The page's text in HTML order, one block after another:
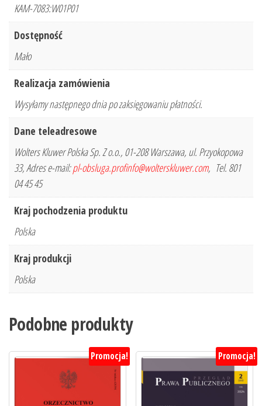
KAM-7083:W01P01
Dostępność
Mało
Realizacja zamówienia
Wysyłamy następnego dnia po zaksięgowaniu płatności.
Dane teleadresowe
Wolters Kluwer Polska Sp. Z o.o., 01-208 Warszawa, ul. Przyokopowa
33, Adres e-mail:pl-obsluga.profinfo@wolterskluwer.com, Tel. 801
04 45 45
Kraj pochodzenia produktu
Polska
Kraj produkcji
Polska
Podobne produkty
Promocja! Promocja!